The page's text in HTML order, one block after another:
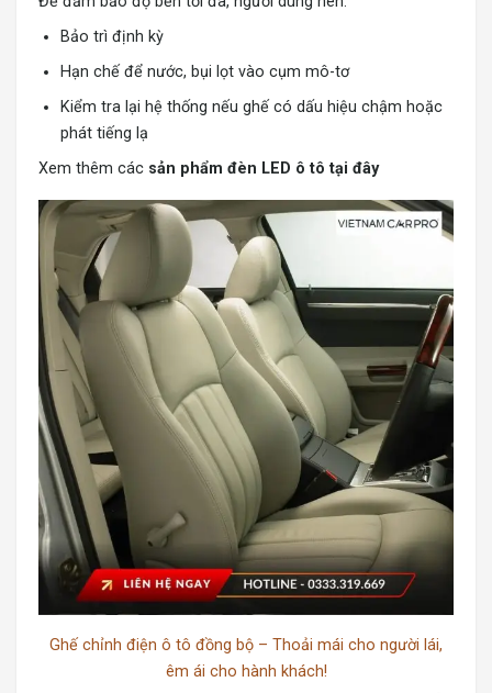
Bảo trì định kỳ
Hạn chế để nước, bụi lọt vào cụm mô-tơ
Kiểm tra lại hệ thống nếu ghế có dấu hiệu chậm hoặc
phát tiếng lạ
Xem thêm các sản phẩm đèn LED ô tô tại đây
Ghế chỉnh điện ô tô đồng bộ – Thoải mái cho người lái,
êm ái cho hành khách!